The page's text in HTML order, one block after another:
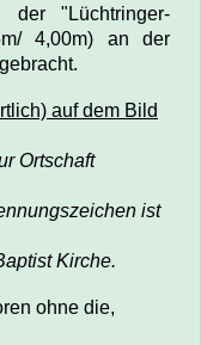
"Lüchtringer-
4,00m) an der
auf dem Bild
Ortschaft
ist
Kirche.
ohne die,